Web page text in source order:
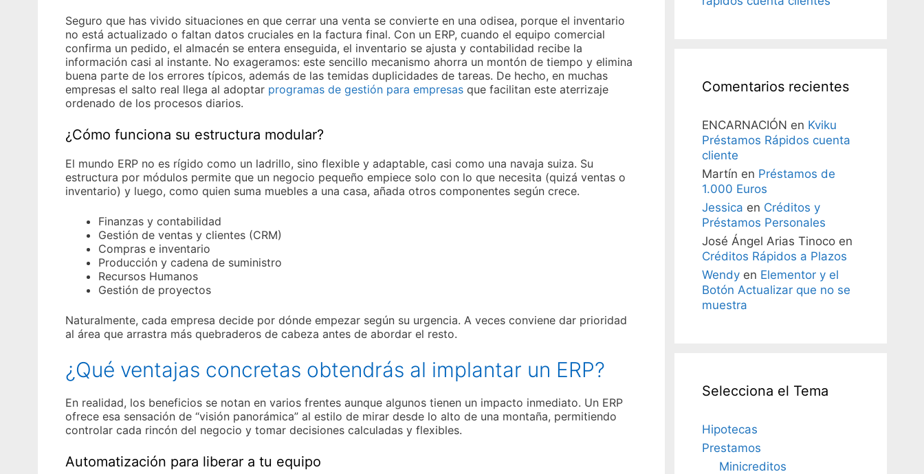
Seguro que has vivido situaciones en que cerrar una venta se convierte en una odisea, porque el inventario
no está actualizado o faltan datos cruciales en la factura final. Con un ERP, cuando el equipo comercial
confirma un pedido, el almacén se entera enseguida, el inventario se ajusta y contabilidad recibe la
información casi al instante. No exageramos: este sencillo mecanismo ahorra un montón de tiempo y elimina
buena parte de los errores típicos, además de las temidas duplicidades de tareas. De hecho, en muchas
empresas el salto real llega al adoptar programas de gestión para empresasque facilitan este aterrizaje
ordenado de los procesos diarios.
¿Cómo funciona su estructura modular?
El mundo ERP no es rígido como un ladrillo, sino flexible y adaptable, casi como una navaja suiza. Su
estructura por módulos permite que un negocio pequeño empiece solo con lo que necesita (quizá ventas o
inventario) y luego, como quien suma muebles a una casa, añada otros componentes según crece.
Finanzas y contabilidad
Gestión de ventas y clientes (CRM)
Compras e inventario
Producción y cadena de suministro
Recursos Humanos
Gestión de proyectos
Naturalmente, cada empresa decide por dónde empezar según su urgencia. A veces conviene dar prioridad
al área que arrastra más quebraderos de cabeza antes de abordar el resto.
¿Qué ventajas concretas obtendrás al implantar un ERP?
En realidad, los beneficios se notan en varios frentes aunque algunos tienen un impacto inmediato. Un ERP
ofrece esa sensación de “visión panorámica” al estilo de mirar desde lo alto de una montaña, permitiendo
controlar cada rincón del negocio y tomar decisiones calculadas y flexibles.
Automatización para liberar a tu equipo
Comentarios recientes
ENCARNACIÓN en Kviku
Préstamos Rápidos cuenta
cliente
Martín en Préstamos de
1.000 Euros
Jessica en Créditos y
Préstamos Personales
José Ángel Arias Tinocoen
Créditos Rápidos a Plazos
Wendyen Elementor y el
Botón Actualizar que no se
muestra
Selecciona el Tema
Hipotecas
Prestamos
Minicreditos